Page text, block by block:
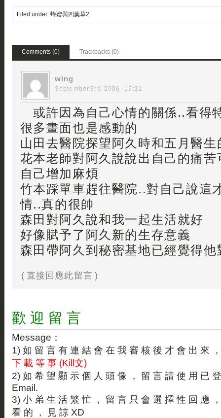
Filed under: 蜂蜜與四葉草2
Comments (0) Trackbacks (0)
wing
September 3rd, 2006 - 12:31
或許因為自己心情的關係..看得
很多畫面也是感動的
山田去醫院探望阿久時和五月醫生
花本老師對阿久說說出自己的痛
自己增加麻煩
竹本踩單車趕往醫院..對自己說這
情..真的很帥
森田對阿久說和我一起生活就好
好像賦予了阿久新的生存意義
森田帶阿久到秘密基地已經覺得
( 直接回應此留言 )
歡 迎 留 言
Message：
1) 如 留 言 有 連 結 會 在 我 審 核 後 才 會 出 來
下 載 等 事 (Kill文)
2) 如 希 望 顯 示 個 人 頭 像 ， 留 言 請 使 用 已
Email.
3) 小 弟 生 活 繁 忙 ， 留 言 只 會 選 擇 性 回 應
看 的 ， 見 諒 XD